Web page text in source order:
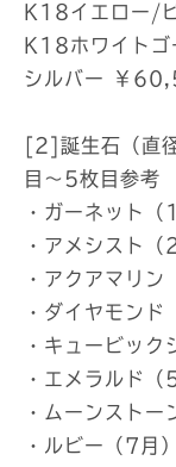
K18イエロー/
K18ホワイト
シルバー ￥
[2]誕生石（直
目〜5枚目参考
・ガーネ
・アメシ
・アクア
・ダイヤ
・キュービッ
・エメラ
・ムーンス
・ルビ